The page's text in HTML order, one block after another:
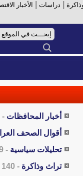
دراسات
الأخبار
أخبار المحافظات - 3644
أقوال الصحف
تحليلات سياسية - 89
تراث وذاكرة - 140